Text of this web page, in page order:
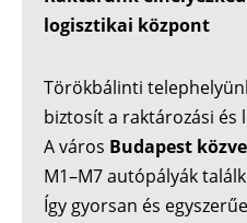
logisztikai központ
Törökbálinti
biztosít a raktározási és
A város Budapest
M1–M7 autópályák
Így gyorsan és